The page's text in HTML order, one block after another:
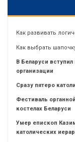
Как развивать
Как выбрать
В Беларуси
организации
Сразу пятеро
Фестиваль
костелах Беларуси
Умер епископ
католических